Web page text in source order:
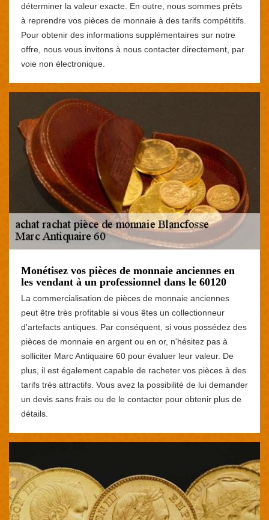
déterminer la valeur exacte. En outre, nous sommes prêts
à reprendre vos pièces de monnaie à des tarifs compétitifs.
Pour obtenir des informations supplémentaires sur notre
offre, nous vous invitons à nous contacter directement, par
voie non électronique.
Monétisez vos pièces de monnaie anciennes en
les vendant à un professionnel dans le 60120
La commercialisation de pièces de monnaie anciennes
peut être très profitable si vous êtes un collectionneur
d'artefacts antiques. Par conséquent, si vous possédez des
pièces de monnaie en argent ou en or, n'hésitez pas à
solliciter Marc Antiquaire 60 pour évaluer leur valeur. De
plus, il est également capable de racheter vos pièces à des
tarifs très attractifs. Vous avez la possibilité de lui demander
un devis sans frais ou de le contacter pour obtenir plus de
détails.